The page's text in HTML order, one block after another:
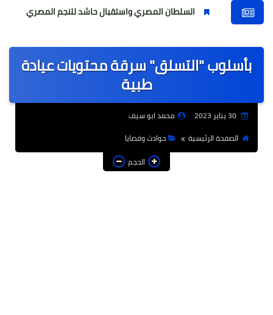
أخبار مصر
عالمى
الرياضة
فن
التعليم
السلطان المصري واستقبال حاشد للنجم المصري مولودية
بأسلوب "التسلق" سرقة محتويات عيادة
طبية
30 يناير 2023
محمد ابو سيف
الصفحة الرئيسية
حوادث وقضايا
الحجم